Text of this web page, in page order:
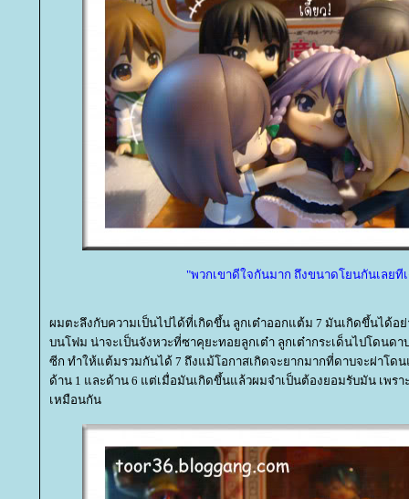
"พวกเขาดีใจกันมาก ถึงขนาดโยนกันเลยที
ผมตะลึงกับความเป็นไปได้ที่เกิดขึ้น ลูกเต๋าออกแต้ม 7 มันเกิดขึ้นได้อ
บนโฟม น่าจะเป็นจังหวะที่ซาคุยะทอยลูกเต๋า ลูกเต๋ากระเด็นไปโดนด
ซีก ทำให้แต้มรวมกันได้ 7 ถึงแม้โอกาสเกิดจะยากมากที่ดาบจะผ่าโด
ด้าน 1 และด้าน 6 แต่เมื่อมันเกิดขึ้นแล้วผมจำเป็นต้องยอมรับมัน เพร
เหมือนกัน